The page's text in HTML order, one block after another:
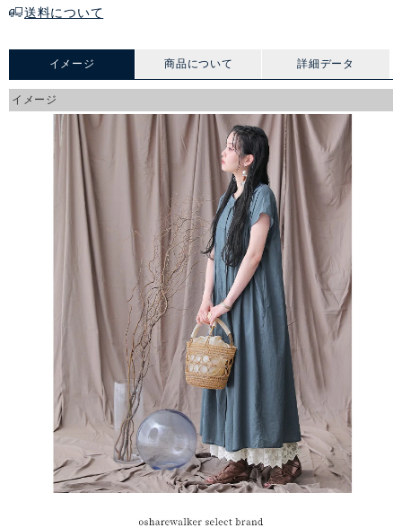
送料について
イメージ 商品について 詳細データ
イメージ